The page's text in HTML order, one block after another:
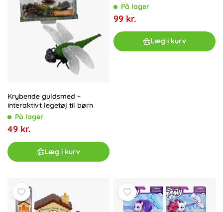
Krybende guldsmed –
interaktivt legetøj til børn
På lager
49 kr.
Læg i kurv
På lager
99 kr.
Læg i kurv